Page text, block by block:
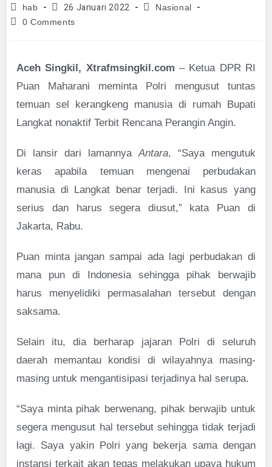
hab 26 Januari 2022
Nasional
0 Comments
Aceh Singkil, Xtrafmsingkil.com – Ketua DPR RI
Puan Maharani meminta Polri mengusut tuntas
temuan sel kerangkeng manusia di rumah Bupati
Langkat nonaktif Terbit Rencana Perangin Angin.
Di lansir dari lamannyaAntara, “Saya mengutuk
keras apabila temuan mengenai perbudakan
manusia di Langkat benar terjadi. Ini kasus yang
serius dan harus segera diusut,” kata Puan di
Jakarta, Rabu.
Puan minta jangan sampai ada lagi perbudakan di
mana pun di Indonesia sehingga pihak berwajib
harus menyelidiki permasalahan tersebut dengan
saksama.
Selain itu, dia berharap jajaran Polri di seluruh
daerah memantau kondisi di wilayahnya masing-
masing untuk mengantisipasi terjadinya hal serupa.
“Saya minta pihak berwenang, pihak berwajib untuk
segera mengusut hal tersebut sehingga tidak terjadi
lagi. Saya yakin Polri yang bekerja sama dengan
instansi terkait akan tegas melakukan upaya hukum